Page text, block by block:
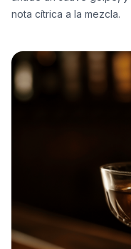
nota cítrica a la mezcla.